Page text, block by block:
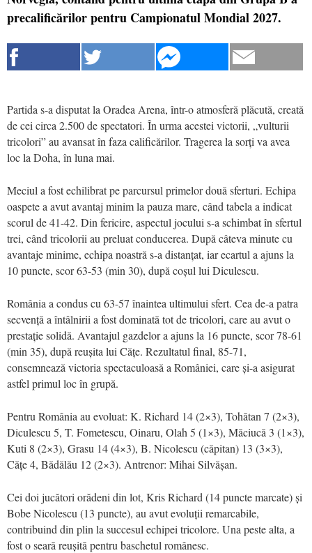
precalificărilor pentru Campionatul Mondial 2027.
Partida s-a disputat la Oradea Arena, într-o atmosferă plăcută, creată
de cei circa 2.500 de spectatori. În urma acestei victorii, „vulturii
tricolori” au avansat în faza calificărilor. Tragerea la sorți va avea
loc la Doha, în luna mai.
Meciul a fost echilibrat pe parcursul primelor două sferturi. Echipa
oaspete a avut avantaj minim la pauza mare, când tabela a indicat
scorul de 41-42. Din fericire, aspectul jocului s-a schimbat în sfertul
trei, când tricolorii au preluat conducerea. După câteva minute cu
avantaje minime, echipa noastră s-a distanțat, iar ecartul a ajuns la
10 puncte, scor 63-53 (min 30), după coșul lui Diculescu.
România a condus cu 63-57 înaintea ultimului sfert. Cea de-a patra
secvență a întâlnirii a fost dominată tot de tricolori, care au avut o
prestație solidă. Avantajul gazdelor a ajuns la 16 puncte, scor 78-61
(min 35), după reușita lui Cățe. Rezultatul final, 85-71,
consemnează victoria spectaculoasă a României, care și-a asigurat
astfel primul loc în grupă.
Pentru România au evoluat: K. Richard 14 (2×3), Tohătan 7 (2×3),
Diculescu 5, T. Fometescu, Oinaru, Olah 5 (1×3), Măciucă 3 (1×3),
Kuti 8 (2×3), Grasu 14 (4×3), B. Nicolescu (căpitan) 13 (3×3),
Cățe 4, Bădălău 12 (2×3). Antrenor: Mihai Silvășan.
Cei doi jucători orădeni din lot, Kris Richard (14 puncte marcate) și
Bobe Nicolescu (13 puncte), au avut evoluții remarcabile,
contribuind din plin la succesul echipei tricolore. Una peste alta, a
fost o seară reușită pentru baschetul românesc.